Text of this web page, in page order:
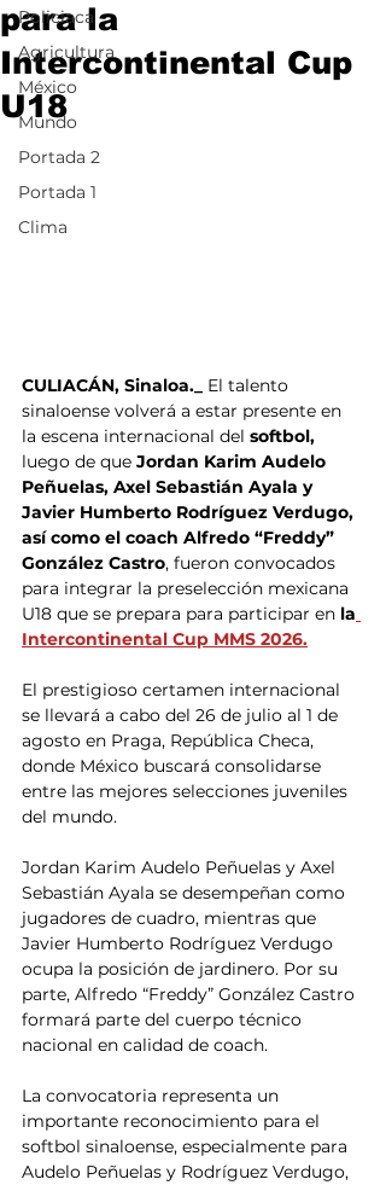
Policiaca
Agricultura
México
Mundo
Portada 2
Portada 1
Clima
para la
Intercontinental Cup
U18
CULIACÁN, Sinaloa._
El talento
sinaloense volverá a estar presente en
la escena internacional del softbol,
luego de que Jordan Karim Audelo
Peñuelas, Axel Sebastián Ayala y
Javier Humberto Rodríguez Verdugo,
así como el coach Alfredo “Freddy”
González Castro, fueron convocados
para integrar la preselección mexicana
U18 que se prepara para participar en la
Intercontinental Cup MMS 2026.
El prestigioso certamen internacional
se llevará a cabo del 26 de julio al 1 de
agosto en Praga, República Checa,
donde México buscará consolidarse
entre las mejores selecciones juveniles
del mundo.
Jordan Karim Audelo Peñuelas y Axel
Sebastián Ayala se desempeñan como
jugadores de cuadro, mientras que
Javier Humberto Rodríguez Verdugo
ocupa la posición de jardinero. Por su
parte, Alfredo “Freddy” González Castro
formará parte del cuerpo técnico
nacional en calidad de coach.
La convocatoria representa un
importante reconocimiento para el
softbol sinaloense, especialmente para
Audelo Peñuelas y Rodríguez Verdugo,